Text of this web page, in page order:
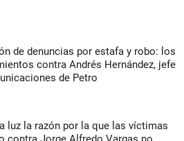
de denuncias por estafa y robo: los
contra Andrés Hernández, jefe
de Petro
luz la razón por la que las víctimas